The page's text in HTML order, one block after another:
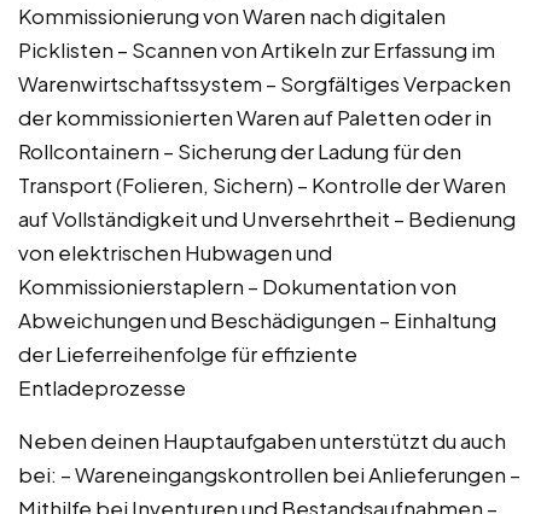
Kommissionierung von Waren nach digitalen
Picklisten – Scannen von Artikeln zur Erfassung im
Warenwirtschaftssystem – Sorgfältiges Verpacken
der kommissionierten Waren auf Paletten oder in
Rollcontainern – Sicherung der Ladung für den
Transport (Folieren, Sichern) – Kontrolle der Waren
auf Vollständigkeit und Unversehrtheit – Bedienung
von elektrischen Hubwagen und
Kommissionierstaplern – Dokumentation von
Abweichungen und Beschädigungen – Einhaltung
der Lieferreihenfolge für effiziente
Entladeprozesse
Neben deinen Hauptaufgaben unterstützt du auch
bei: – Wareneingangskontrollen bei Anlieferungen –
Mithilfe bei Inventuren und Bestandsaufnahmen –